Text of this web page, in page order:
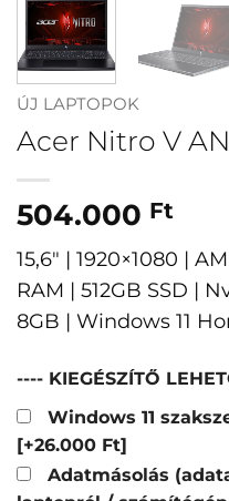
ÚJ LAPTOPOK
Acer Nitro V
504.000 Ft
15,6″ | 1920×1080 |
RAM | 512GB SSD |
8GB | Windows 11
---- KIEGÉSZÍTŐ
Windows 11
[+26.000 Ft]
Adatmásolás